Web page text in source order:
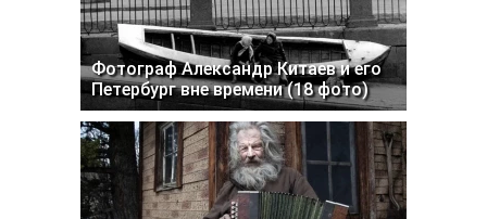
Фотограф Александр Китаев и его
Петербург вне времени (18 фото)